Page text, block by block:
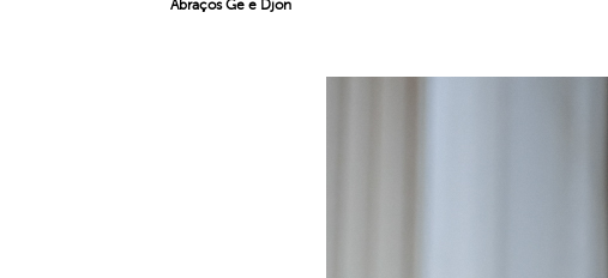
Abraços Ge e Djon